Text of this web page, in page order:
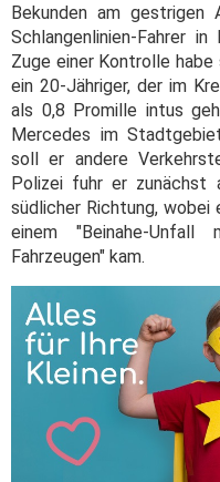
Bekunden am gestrigen
Schlangenlinien-Fahrer
Zuge einer Kontrolle
ein 20-Jähriger, der im
als 0,8 Promille intus
Mercedes im
soll er andere
Polizei fuhr er zunächst
südlicher Richtung, wobei
einem "Beinahe-
Fahrzeugen" kam.